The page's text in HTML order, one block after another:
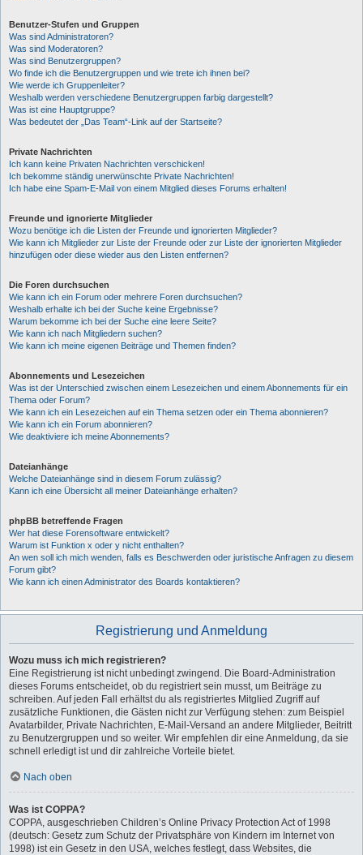
Benutzer-Stufen und Gruppen
Was sind Administratoren?
Was sind Moderatoren?
Was sind Benutzergruppen?
Wo finde ich die Benutzergruppen und wie trete ich ihnen bei?
Wie werde ich Gruppenleiter?
Weshalb werden verschiedene Benutzergruppen farbig dargestellt?
Was ist eine Hauptgruppe?
Was bedeutet der „Das Team“-Link auf der Startseite?
Private Nachrichten
Ich kann keine Privaten Nachrichten verschicken!
Ich bekomme ständig unerwünschte Private Nachrichten!
Ich habe eine Spam-E-Mail von einem Mitglied dieses Forums erhalten!
Freunde und ignorierte Mitglieder
Wozu benötige ich die Listen der Freunde und ignorierten Mitglieder?
Wie kann ich Mitglieder zur Liste der Freunde oder zur Liste der ignorierten Mitglieder
hinzufügen oder diese wieder aus den Listen entfernen?
Die Foren durchsuchen
Wie kann ich ein Forum oder mehrere Foren durchsuchen?
Weshalb erhalte ich bei der Suche keine Ergebnisse?
Warum bekomme ich bei der Suche eine leere Seite?
Wie kann ich nach Mitgliedern suchen?
Wie kann ich meine eigenen Beiträge und Themen finden?
Abonnements und Lesezeichen
Was ist der Unterschied zwischen einem Lesezeichen und einem Abonnements für ein
Thema oder Forum?
Wie kann ich ein Lesezeichen auf ein Thema setzen oder ein Thema abonnieren?
Wie kann ich ein Forum abonnieren?
Wie deaktiviere ich meine Abonnements?
Dateianhänge
Welche Dateianhänge sind in diesem Forum zulässig?
Kann ich eine Übersicht all meiner Dateianhänge erhalten?
phpBB betreffende Fragen
Wer hat diese Forensoftware entwickelt?
Warum ist Funktion x oder y nicht enthalten?
An wen soll ich mich wenden, falls es Beschwerden oder juristische Anfragen zu diesem
Forum gibt?
Wie kann ich einen Administrator des Boards kontaktieren?
Registrierung und Anmeldung
Wozu muss ich mich registrieren?
Eine Registrierung ist nicht unbedingt zwingend. Die Board-Administration
dieses Forums entscheidet, ob du registriert sein musst, um Beiträge zu
schreiben. Auf jeden Fall erhältst du als registriertes Mitglied Zugriff auf
zusätzliche Funktionen, die Gästen nicht zur Verfügung stehen: zum Beispiel
Avatarbilder, Private Nachrichten, E-Mail-Versand an andere Mitglieder, Beitritt
zu Benutzergruppen und so weiter. Wir empfehlen dir eine Anmeldung, da sie
schnell erledigt ist und dir zahlreiche Vorteile bietet.
Nach oben
Was ist COPPA?
COPPA, ausgeschrieben Children’s Online Privacy Protection Act of 1998
(deutsch: Gesetz zum Schutz der Privatsphäre von Kindern im Internet von
1998) ist ein Gesetz in den USA, welches festlegt, dass Websites, die